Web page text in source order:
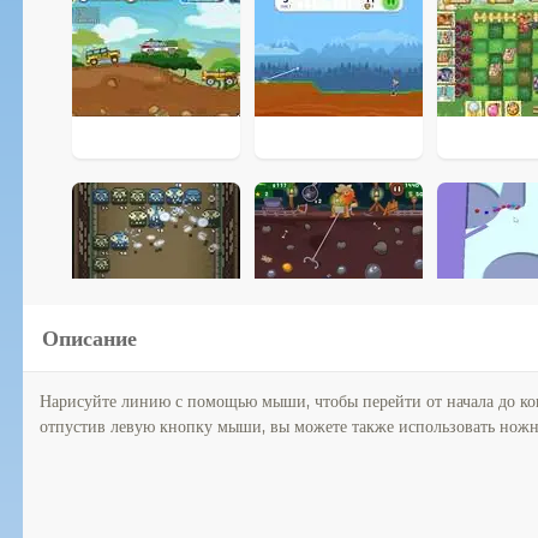
Описание
Нарисуйте линию с помощью мыши, чтобы перейти от начала до
отпустив левую кнопку мыши, вы можете также использовать